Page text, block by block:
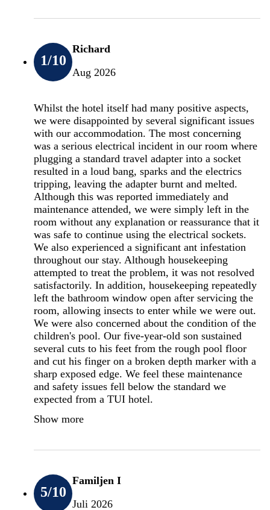
1/10
Richard
Aug 2026
Whilst the hotel itself had many positive aspects,
we were disappointed by several significant issues
with our accommodation. The most concerning
was a serious electrical incident in our room where
plugging a standard travel adapter into a socket
resulted in a loud bang, sparks and the electrics
tripping, leaving the adapter burnt and melted.
Although this was reported immediately and
maintenance attended, we were simply left in the
room without any explanation or reassurance that it
was safe to continue using the electrical sockets.
We also experienced a significant ant infestation
throughout our stay. Although housekeeping
attempted to treat the problem, it was not resolved
satisfactorily. In addition, housekeeping repeatedly
left the bathroom window open after servicing the
room, allowing insects to enter while we were out.
We were also concerned about the condition of the
children's pool. Our five-year-old son sustained
several cuts to his feet from the rough pool floor
and cut his finger on a broken depth marker with a
sharp exposed edge. We feel these maintenance
and safety issues fell below the standard we
expected from a TUI hotel.
Show more
5/10
Familjen I
Juli 2026